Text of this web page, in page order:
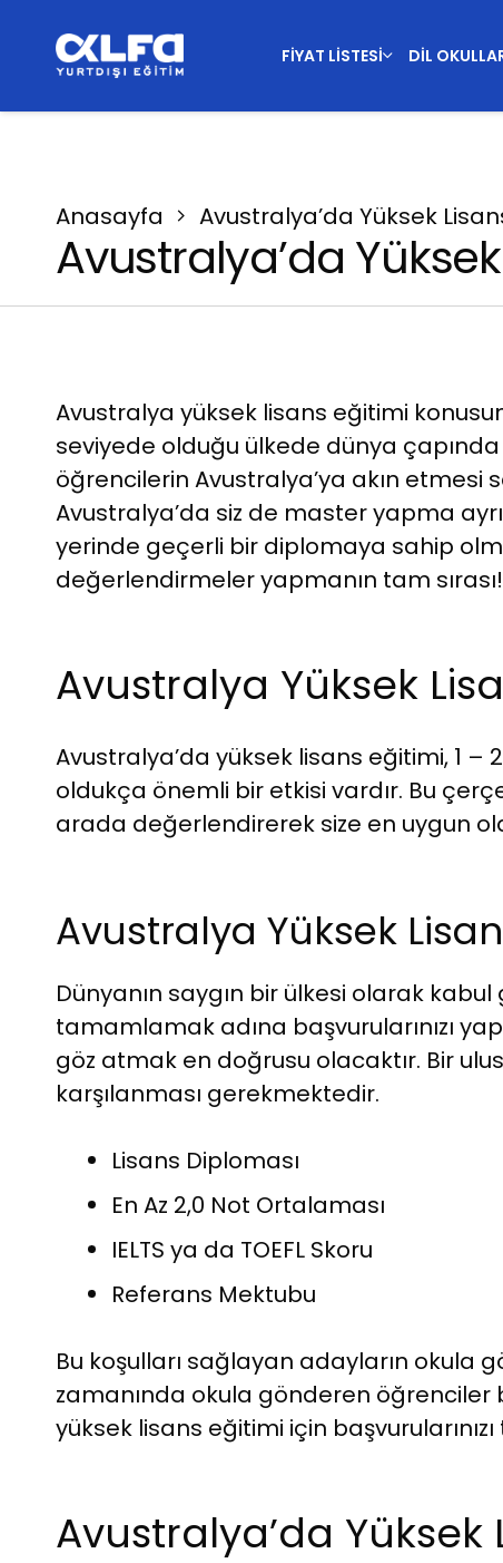
FIYAT LISTESI DIL
Anasayfa Avustralya’da Yüksek
Avustralya’da
International Graduate
Institute
Avustralya yüksek lisans eğitimi
seviyede olduğu ülkede dünya
öğrencilerin Avustralya’ya akın etmesi
Avustralya’da siz de master yapma
yerinde geçerli bir diplomaya sahip
değerlendirmeler yapmanın tam sırası!
Avustralya Yüksek
Avustralya’da yüksek lisans eğitimi, 1
oldukça önemli bir etkisi vardır. Bu
arada değerlendirerek size en uygun
Avustralya Yüksek
Dünyanın saygın bir ülkesi olarak
tamamlamak adına başvurularınızı
göz atmak en doğrusu olacaktır. Bir
karşılanması gerekmektedir.
Lisans Diploması
En Az 2,0 Not Ortalaması
IELTS ya da TOEFL Skoru
Referans Mektubu
Bu koşulları sağlayan adayların okula
zamanında okula gönderen öğrenciler
yüksek lisans eğitimi için
Avustralya’da